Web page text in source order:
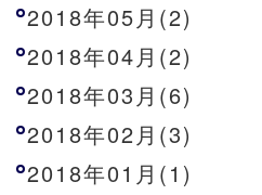
2018年05月(2)
2018年04月(2)
2018年03月(6)
2018年02月(3)
2018年01月(1)